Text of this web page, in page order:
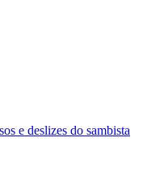
e deslizes do sambista